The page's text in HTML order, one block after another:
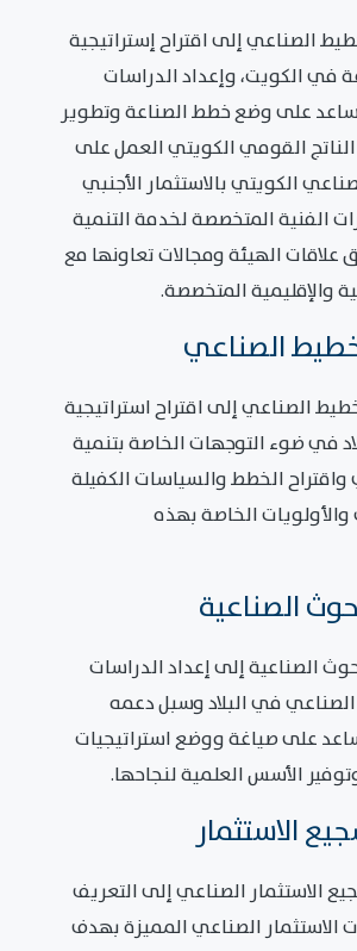
الصناعي إلى اقتراح إستراتيجية
في الكويت، وإعداد الدراسات
على وضع خطط الصناعة وتطوير
القومي الكويتي العمل على
الكويتي بالاستثمار الأجنبي
الفنية المتخصصة لخدمة التنمية
علاقات الهيئة ومجالات تعاونها مع
والإقليمية المتخصصة.
الصناعي إلى اقتراح استراتيجية
في ضوء التوجهات الخاصة بتنمية
واقتراح الخطط والسياسات الكفيلة
والأولويات الخاصة بهذه
الصناعية إلى إعداد الدراسات
الصناعي في البلاد وسبل دعمه
على صياغة ووضع استراتيجيات
الأسس العلمية لنجاحها.
الاستثمار الصناعي إلى التعريف
الصناعي المميزة بهدف